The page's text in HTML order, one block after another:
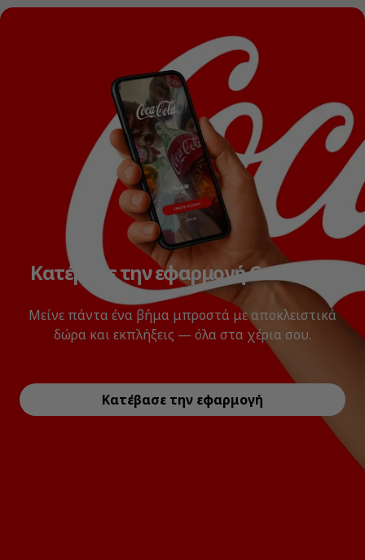
Κατέβασε την εφαρμογή Coca‑Cola
Μείνε πάντα ένα βήμα μπροστά με αποκλειστικά
δώρα και εκπλήξεις — όλα στα χέρια σου.
Κατέβασε την εφαρμογή